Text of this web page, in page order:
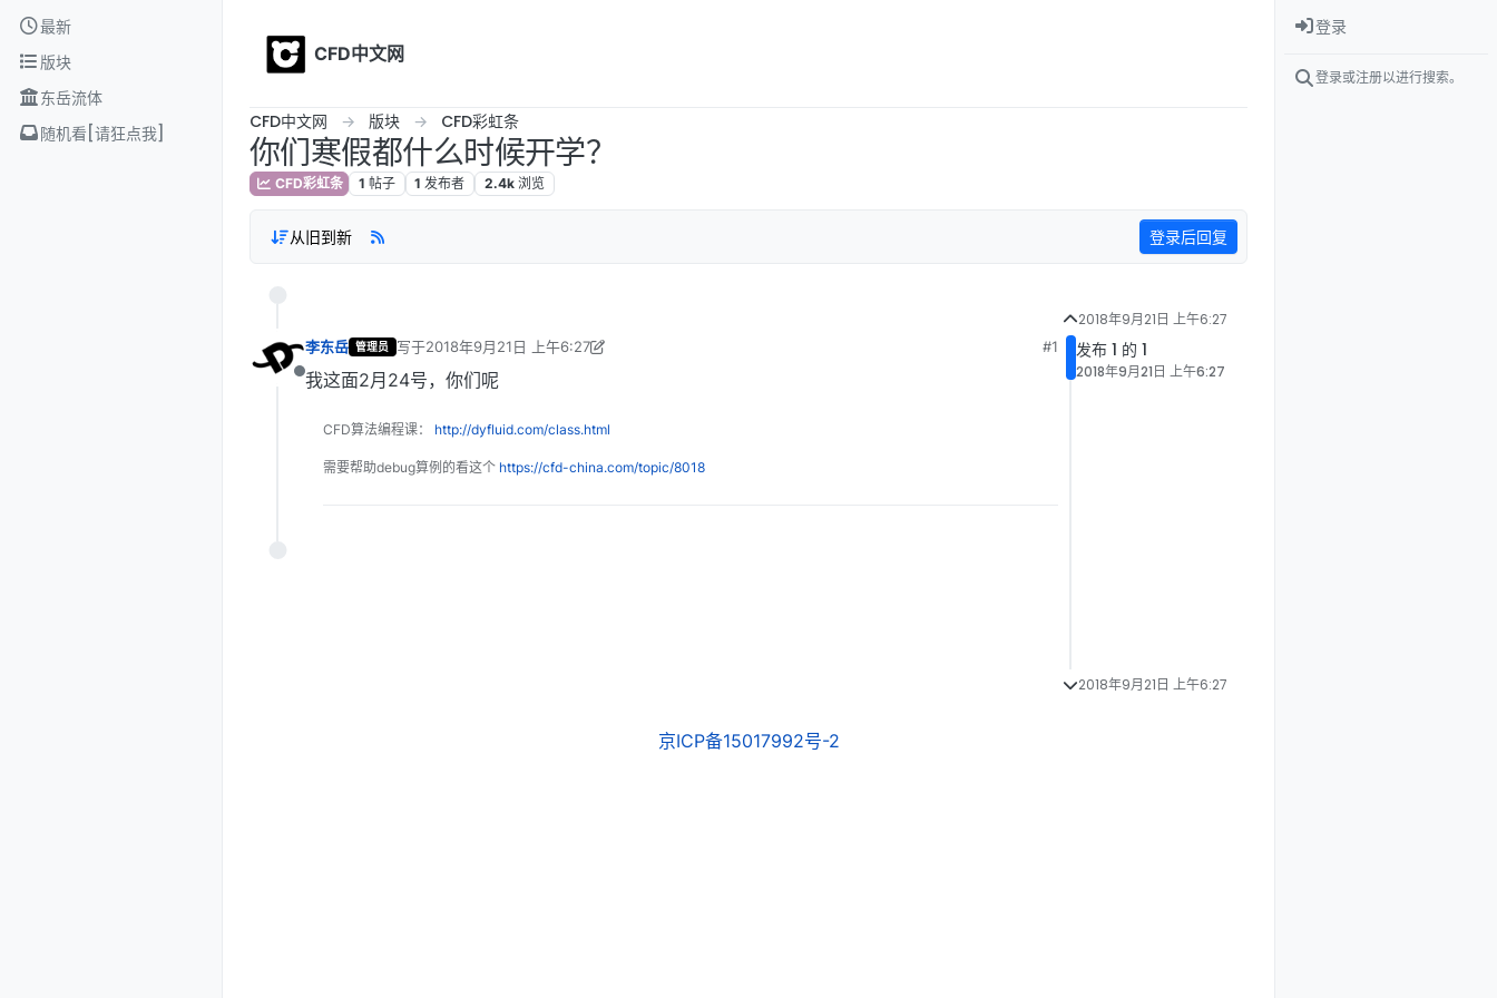
Skip to content
最新
版块
东岳流体
随机看[请狂点我]
CFD中文网
CFD中文网 版块 CFD彩虹条
你们寒假都什么时候开学？
CFD彩虹条 1 帖子 1 发布者 2.4k 浏览
从旧到新 登录后回复
离线
李东岳 管理员 写于2018年9月21日 上午6:27
最后由 李东岳 编辑2018年9月21日 下午2:27
#1
我这面2月24号，你们呢
CFD算法编程课： http://dyfluid.com/class.html
需要帮助debug算例的看这个 https://cfd-china.com/topic/8018
2018年9月21日 上午6:27
发布 1 的 1
2018年9月21日 上午6:27
2018年9月21日 上午6:27
京ICP备15017992号-2
登录
登录或注册以进行搜索。